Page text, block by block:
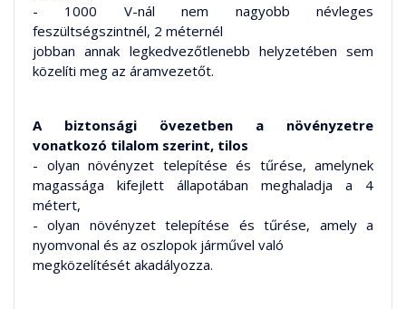
- 1000 V-nál nem nagyobb névleges
feszültségszintnél, 2 méternél
jobban annak legkedvezőtlenebb helyzetében sem
közelíti meg az áramvezetőt.
A biztonsági övezetben a növényzetre
vonatkozó tilalom szerint, tilos
- olyan növényzet telepítése és tűrése, amelynek
magassága kifejlett állapotában meghaladja a 4
métert,
- olyan növényzet telepítése és tűrése, amely a
nyomvonal és az oszlopok járművel való
megközelítését akadályozza.